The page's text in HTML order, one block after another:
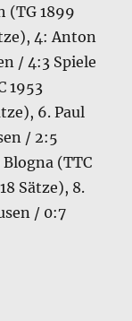
(TG 1899
4: Anton
/ 4:3 Spiele
1953
6. Paul
/ 2:5
(TTC
Sätze), 8.
/ 0:7